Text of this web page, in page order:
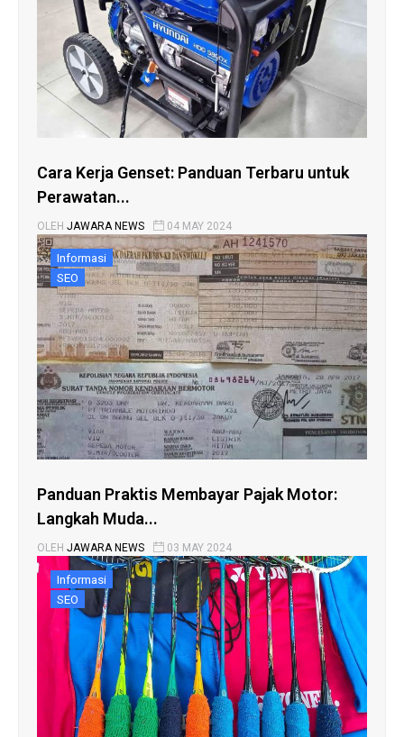
Cara Kerja Genset: Panduan Terbaru untuk
Perawatan...
OLEH JAWARA NEWS 04 MAY 2024
Informasi
SEO
Panduan Praktis Membayar Pajak Motor:
Langkah Muda...
OLEH JAWARA NEWS 03 MAY 2024
Informasi
SEO